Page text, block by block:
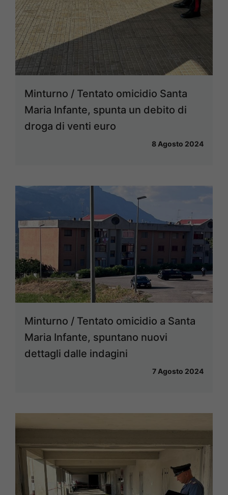
Minturno / Tentato omicidio Santa
Maria Infante, spunta un debito di
droga di venti euro
8 Agosto 2024
Minturno / Tentato omicidio a Santa
Maria Infante, spuntano nuovi
dettagli dalle indagini
7 Agosto 2024